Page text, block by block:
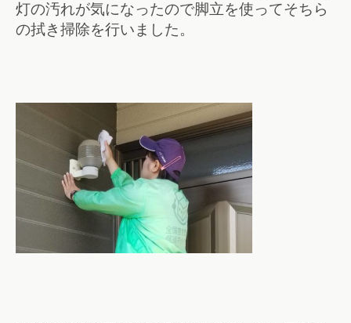
灯の汚れが気になったので脚立を使ってそちら
の拭き掃除を行いました。